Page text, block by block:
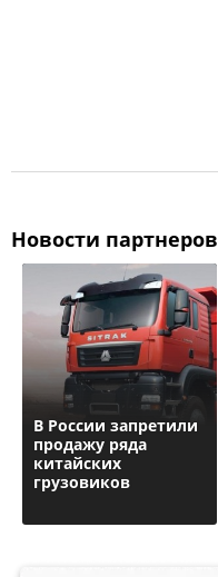
Новости партнеров
В России запретили
продажу ряда
китайских
грузовиков